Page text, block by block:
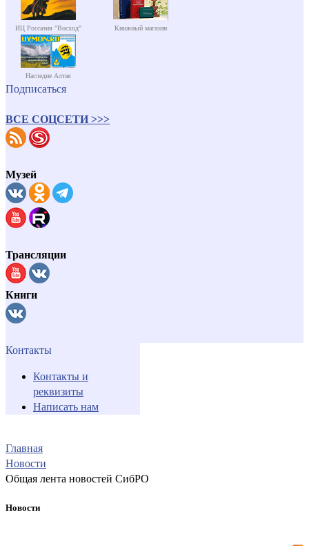
ИЦ Россазия "Восход" Книжный магазин
Наследие Алтая
Подписаться
ВСЕ СОЦСЕТИ >>>
Музей
Трансляции
Книги
Контакты
Контакты и
реквизиты
Написать нам
Главная
Новости
Общая лента новостей СибРО
Новости